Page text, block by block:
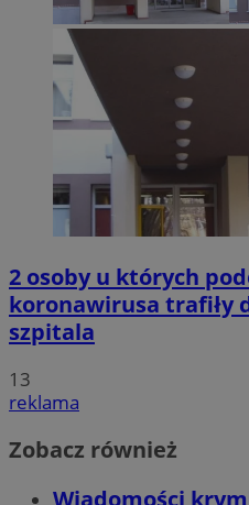
2 osoby u których
koronawirusa trafiły
szpitala
13
reklama
Zobacz również